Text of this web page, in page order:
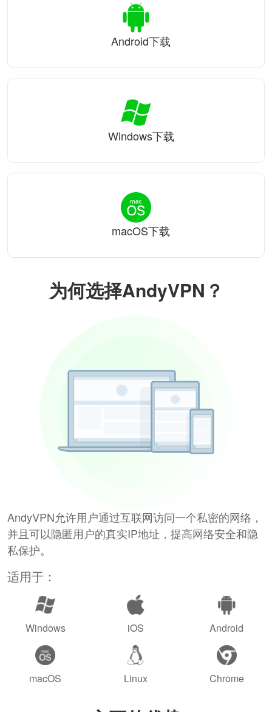
为何选择AndyVPN？
AndyVPN允许用户通过互联网访问一个私密的网络，
并且可以隐匿用户的真实IP地址，提高网络安全和隐
私保护。
适用于：
Windows iOS Android
macOS Linux Chrome
Android下载
Windows下载
macOS下载